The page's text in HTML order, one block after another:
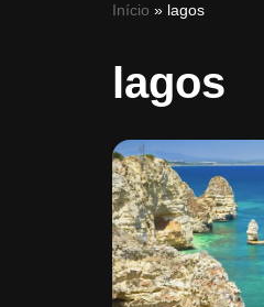
Início » lagos
lagos